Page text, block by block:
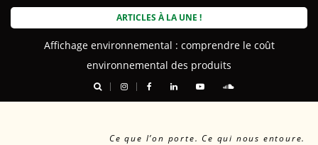
Skip
ARTICLES À LA UNE !
Affichage environnemental : comprendre le coût
environnemental des produits
Ce que l’on porte. Ce qui nous entoure.